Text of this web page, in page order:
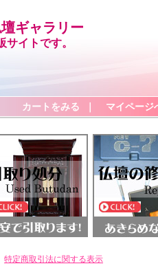
ギャラリー
イトです。
カートをみる マイページ
特定商取引法に関する表示